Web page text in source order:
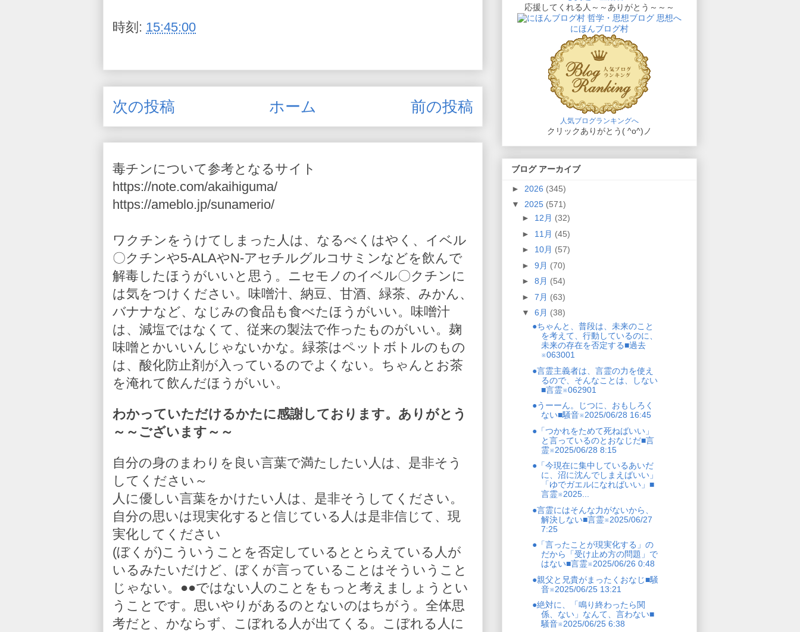
時刻: 15:45:00
次の投稿 前の投稿
ホーム
毒チンについて参考となるサイト
https://note.com/akaihiguma/
https://ameblo.jp/sunamerio/
ワクチンをうけてしまった人は、なるべくはやく、イベル
〇クチンや5-ALAやN-アセチルグルコサミンなどを飲んで
解毒したほうがいいと思う。ニセモノのイベル〇クチンに
は気をつけください。味噌汁、納豆、甘酒、緑茶、みかん、
バナナなど、なじみの食品も食べたほうがいい。味噌汁
は、減塩ではなくて、従来の製法で作ったものがいい。麹
味噌とかいいんじゃないかな。緑茶はペットボトルのもの
は、酸化防止剤が入っているのでよくない。ちゃんとお茶
を淹れて飲んだほうがいい。
わかっていただけるかたに感謝しております。ありがとう
～～ございます～～
自分の身のまわりを良い言葉で満たしたい人は、是非そう
してください～
人に優しい言葉をかけたい人は、是非そうしてください。
自分の思いは現実化すると信じている人は是非信じて、現
実化してください
(ぼくが)こういうことを否定しているととらえている人が
いるみたいだけど、ぼくが言っていることはそういうこと
じゃない。●●ではない人のことをもっと考えましょうとい
うことです。思いやりがあるのとないのはちがう。全体思
考だと、かならず、こぼれる人が出てくる。こぼれる人に
応援してくれる人～～ありがとう～～～
にほんブログ村
人気ブログランキングへ
クリックありがとう( ^o^)ノ
ブログ アーカイブ
► 2026 (345)
▼ 2025 (571)
► 12月 (32)
► 11月 (45)
► 10月 (57)
► 9月 (70)
► 8月 (54)
► 7月 (63)
▼ 6月 (38)
●ちゃんと、普段は、未来のこと
を考えて、行動しているのに、
未来の存在を否定する■過去
※063001
●言霊主義者は、言霊の力を使え
るので、そんなことは、しない
■言霊※062901
●うーーん。じつに、おもしろく
ない■騒音※2025/06/28 16:45
●「つかれをためて死ねばいい」
と言っているのとおなじだ■言
霊※2025/06/28 8:15
●「今現在に集中しているあいだ
に、沼に沈んでしまえばいい」
「ゆでガエルになればいい」■
言霊※2025...
●言霊にはそんな力がないから、
解決しない■言霊※2025/06/27
7:25
●「言ったことが現実化する」の
だから「受け止め方の問題」で
はない■言霊※2025/06/26 0:48
●親父と兄貴がまったくおなじ■騒
音※2025/06/25 13:21
●絶対に、「鳴り終わったら関
係、ない」なんて、言わない■
騒音※2025/06/25 6:38